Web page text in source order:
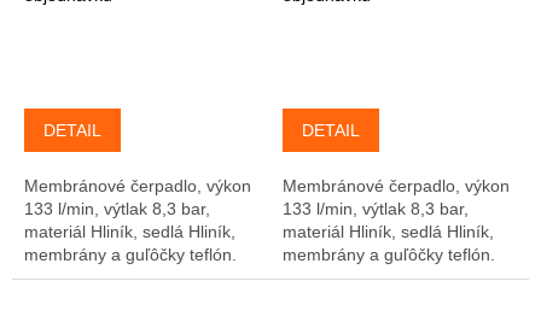
DETAIL
Membránové čerpadlo, výkon
133 l/min, výtlak 8,3 bar,
materiál Hliník, sedlá Hliník,
membrány a guľôčky teflón.
Alternatívna náhrada za
DETAIL
Membránové čerpadlo, výkon
133 l/min, výtlak 8,3 bar,
materiál Hliník, sedlá Hliník,
membrány a guľôčky teflón.
Alternatívna náhrada za